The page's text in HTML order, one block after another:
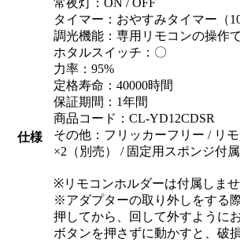
仕様
タイマー：おやすみタイマー（10
調光機能：専用リモコンの操作
ホタルスイッチ：〇
力率：95%
定格寿命：40000時間
保証期間：1年間
商品コード：CL-YD12CDSR
その他：フリッカーフリー / リ
×2（別売） / 固定用スポンジ付属
※リモコンホルダーは付属しま
※アダプターの取り外しをする
押してから、回して外すように
ボタンを押さずに動かすと、破